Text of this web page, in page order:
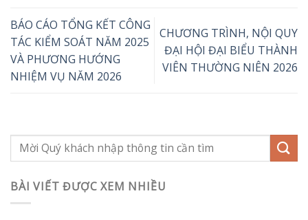
BÁO CÁO TỔNG KẾT CÔNG
TÁC KIỂM SOÁT NĂM 2025
VÀ PHƯƠNG HƯỚNG
NHIỆM VỤ NĂM 2026
CHƯƠNG TRÌNH, NỘI QUY
ĐẠI HỘI ĐẠI BIỂU THÀNH
VIÊN THƯỜNG NIÊN 2026
BÀI VIẾT ĐƯỢC XEM NHIỀU